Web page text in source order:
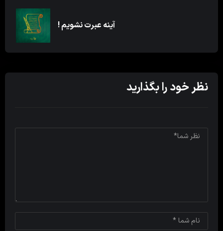
آینه عبرت نشویم !
نظر خود را بگذارید